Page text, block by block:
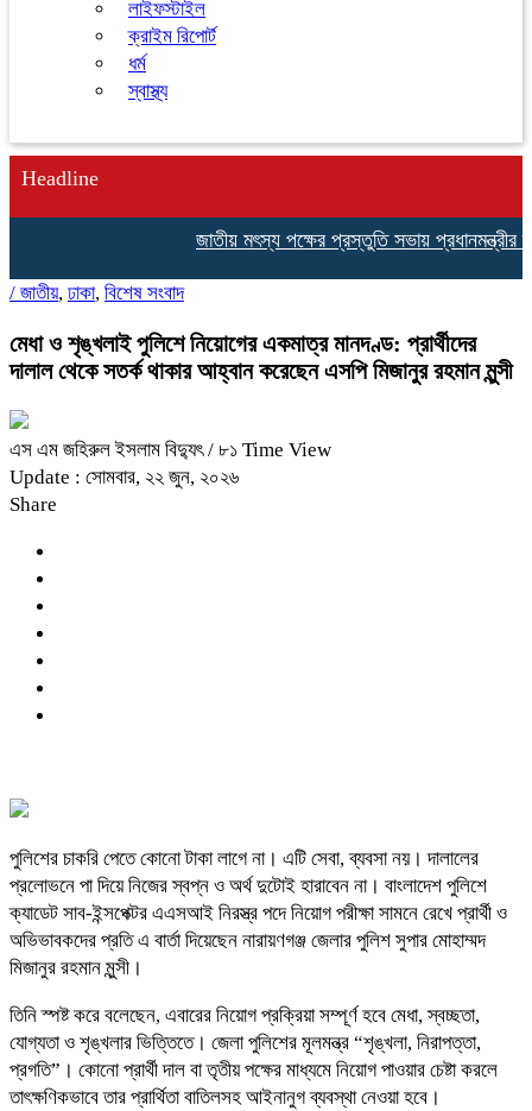
লাইফস্টাইল
ক্রাইম রিপোর্ট
ধর্ম
স্বাস্থ্য
Headline
জাতীয় মৎস্য পক্ষের প্রস্তুতি সভায় প্রধানমন্ত্রীর
/ জাতীয়, ঢাকা, বিশেষ সংবাদ
মেধা ও শৃঙ্খলাই পুলিশে নিয়োগের একমাত্র মানদণ্ড: প্রার্থীদের
দালাল থেকে সতর্ক থাকার আহ্বান করেছেন এসপি মিজানুর রহমান মুন্সী
এস এম জহিরুল ইসলাম বিদ্যুৎ/ ৮১ Time View
Update : সোমবার, ২২ জুন, ২০২৬
Share
পুলিশের চাকরি পেতে কোনো টাকা লাগে না। এটি সেবা, ব্যবসা নয়। দালালের
প্রলোভনে পা দিয়ে নিজের স্বপ্ন ও অর্থ দুটোই হারাবেন না। বাংলাদেশ পুলিশে
ক্যাডেট সাব-ইন্সপেক্টর এএসআই নিরস্ত্র পদে নিয়োগ পরীক্ষা সামনে রেখে প্রার্থী ও
অভিভাবকদের প্রতি এ বার্তা দিয়েছেন নারায়ণগঞ্জ জেলার পুলিশ সুপার মোহাম্মদ
মিজানুর রহমান মুন্সী।
তিনি স্পষ্ট করে বলেছেন, এবারের নিয়োগ প্রক্রিয়া সম্পূর্ণ হবে মেধা, স্বচ্ছতা,
যোগ্যতা ও শৃঙ্খলার ভিত্তিতে। জেলা পুলিশের মূলমন্ত্র “শৃঙ্খলা, নিরাপত্তা,
প্রগতি”। কোনো প্রার্থী দাল বা তৃতীয় পক্ষের মাধ্যমে নিয়োগ পাওয়ার চেষ্টা করলে
তাৎক্ষণিকভাবে তার প্রার্থিতা বাতিলসহ আইনানুগ ব্যবস্থা নেওয়া হবে।